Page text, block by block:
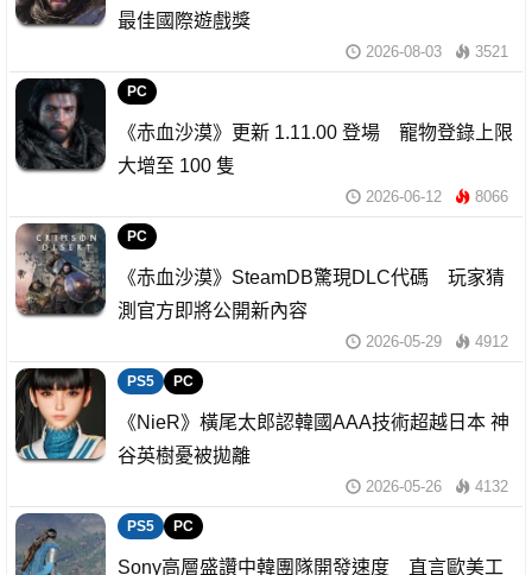
最佳國際遊戲獎
2026-08-03 3521
PC
《赤血沙漠》更新 1.11.00 登場 寵物登錄上限
大增至 100 隻
2026-06-12 8066
PC
《赤血沙漠》SteamDB驚現DLC代碼 玩家猜
測官方即將公開新內容
2026-05-29 4912
PS5 PC
《NieR》橫尾太郎認韓國AAA技術超越日本 神
谷英樹憂被拋離
2026-05-26 4132
PS5 PC
Sony高層盛讚中韓團隊開發速度 直言歐美工